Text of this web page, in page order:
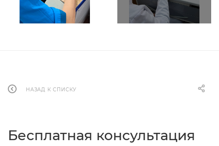
НАЗАД К СПИСКУ
Бесплатная консультация